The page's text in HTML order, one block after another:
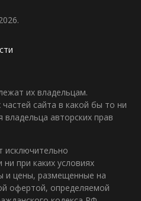
их владельцам.
сайта в какой бы то ни
авторских прав
исключительно
при каких условиях
и цены, размещенные на
офертой, определяемой